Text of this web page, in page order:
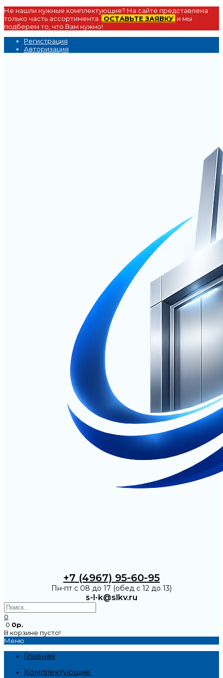
Не нашли нужные комплектующие? На сайте представлена
только часть ассортимента.
ОСТАВЬТЕ ЗАЯВКУ и мы
подберем то, что Вам нужно!
Регистрация
Авторизация
+7 (4967) 95-60-95
Пн-пт с 08 до 17 (обед с 12 до 13)
s-l-k@slkv.ru
0
0 0р.
В корзине пусто!
Меню
Главная
Комплектующие